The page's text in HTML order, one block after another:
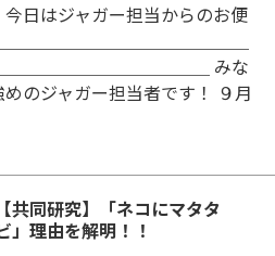
日はジャガー担当からのお便
＿＿＿＿＿＿＿＿＿＿＿＿＿
＿＿＿＿＿＿＿＿＿＿＿ みな
のジャガー担当者です！ ９月
【共同研究】「ネコにマタタ
」理由を解明！！